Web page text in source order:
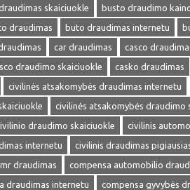
skaiciuokle
busto draudimo
draudimas buto draudimas internetu
car draudimas
casco
draudimo skaiciuokle casko draudimas
civilinės atsakomybės draudimas internetu
civilinės atsakomybės draudimo
draudimo skaiciuokle
civilinis
internetu
civilinis draudimas
draudimas
compensa automobilio
draudimas internetu compensa gyvybės